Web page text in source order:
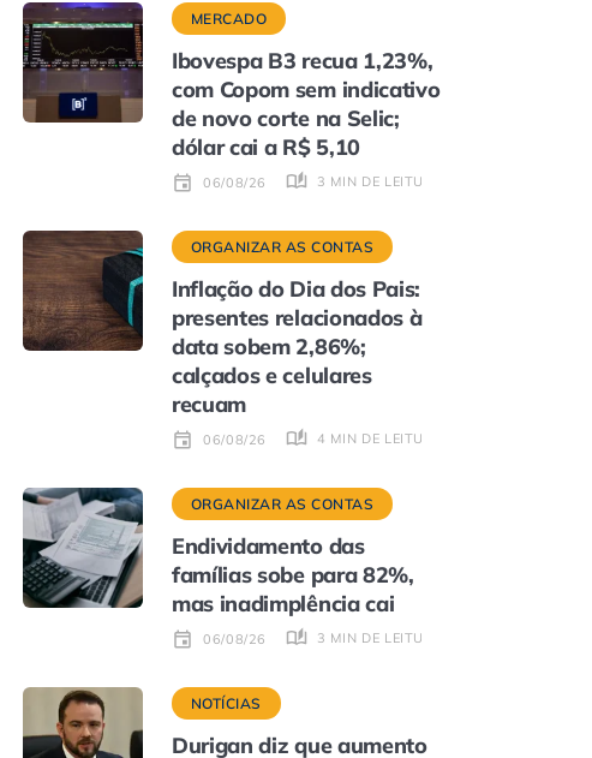
MERCADO
Ibovespa B3 recua 1,23%,
com Copom sem indicativo
de novo corte na Selic;
dólar cai a R$ 5,10
06/08/26 3 MIN DE LEITURA
ORGANIZAR AS CONTAS
Inflação do Dia dos Pais:
presentes relacionados à
data sobem 2,86%;
calçados e celulares
recuam
06/08/26 4 MIN DE LEITURA
ORGANIZAR AS CONTAS
Endividamento das
famílias sobe para 82%,
mas inadimplência cai
06/08/26 3 MIN DE LEITURA
NOTÍCIAS
Durigan diz que aumento